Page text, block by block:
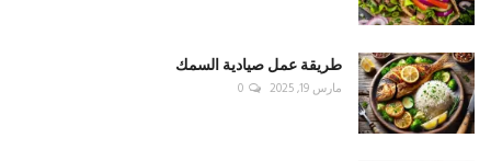
طريقة عمل صيادية السمك
مارس 19, 2025 0